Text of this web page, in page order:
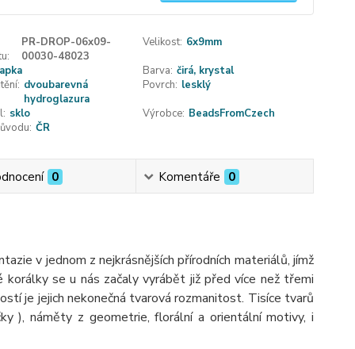
PR-DROP-06x09-
00030-48023
Velikost: 6x9mm
Barva: čirá, krystal
dvoubarevná
hydroglazura
Povrch: lesklý
sklo Výrobce: BeadsFromCzech
ČR
0 Komentáře 0
v jednom z nejkrásnějších přírodních materiálů, jímž
korálky se u nás začaly vyrábět již před více než třemi
je jejich nekonečná tvarová rozmanitost. Tisíce tvarů
), náměty z geometrie, florální a orientální motivy, i